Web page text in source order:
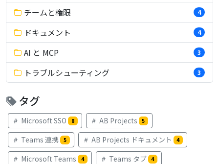
チームと権限 4
ドキュメント 4
AI と MCP 3
トラブルシューティング 3
タグ
Microsoft SSO 8 AB Projects 5
Teams 連携 5 AB Projects ドキュメント 4
Microsoft Teams 4 Teams タブ 4